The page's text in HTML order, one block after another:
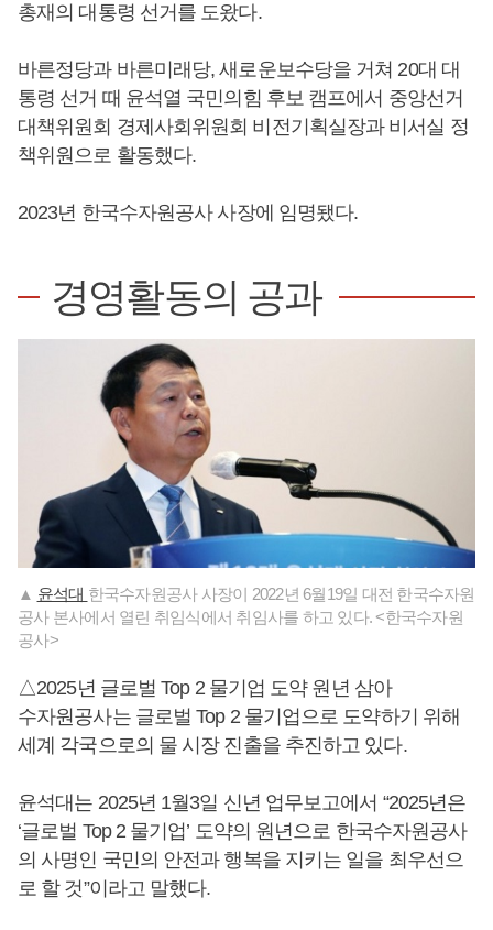
총재의 대통령 선거를 도왔다.
바른정당과 바른미래당, 새로운보수당을 거쳐 20대 대
통령 선거 때 윤석열 국민의힘 후보 캠프에서 중앙선거
대책위원회 경제사회위원회 비전기획실장과 비서실 정
책위원으로 활동했다.
2023년 한국수자원공사 사장에 임명됐다.
경영활동의 공과
▲ 윤석대 한국수자원공사 사장이 2022년 6월19일 대전 한국수자원
공사 본사에서 열린 취임식에서 취임사를 하고 있다. <한국수자원
공사>
△2025년 글로벌 Top 2 물기업 도약 원년 삼아
수자원공사는 글로벌 Top 2 물기업으로 도약하기 위해
세계 각국으로의 물 시장 진출을 추진하고 있다.
윤석대는 2025년 1월3일 신년 업무보고에서 “2025년은
‘글로벌 Top 2 물기업’ 도약의 원년으로 한국수자원공사
의 사명인 국민의 안전과 행복을 지키는 일을 최우선으
로 할 것”이라고 말했다.